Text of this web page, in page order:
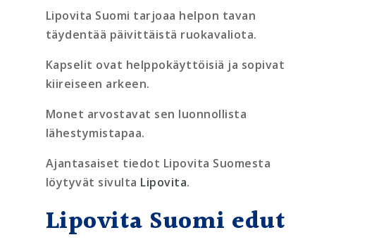
Lipovita Suomi tarjoaa helpon tavan
täydentää päivittäistä ruokavaliota.
Kapselit ovat helppokäyttöisiä ja sopivat
kiireiseen arkeen.
Monet arvostavat sen luonnollista
lähestymistapaa.
Ajantasaiset tiedot Lipovita Suomesta
löytyvät sivulta Lipovita.
Lipovita Suomi edut